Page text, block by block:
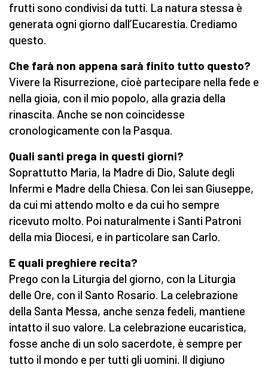
frutti sono condivisi da tutti. La natura stessa è
generata ogni giorno dall’Eucarestia. Crediamo
questo.
Che farà non appena sarà finito tutto questo?
Vivere la Risurrezione, cioè partecipare nella fede e
nella gioia, con il mio popolo, alla grazia della
rinascita. Anche se non coincidesse
cronologicamente con la Pasqua.
Quali santi prega in questi giorni?
Soprattutto Maria, la Madre di Dio, Salute degli
Infermi e Madre della Chiesa. Con lei san Giuseppe,
da cui mi attendo molto e da cui ho sempre
ricevuto molto. Poi naturalmente i Santi Patroni
della mia Diocesi, e in particolare san Carlo.
E quali preghiere recita?
Prego con la Liturgia del giorno, con la Liturgia
delle Ore, con il Santo Rosario. La celebrazione
della Santa Messa, anche senza fedeli, mantiene
intatto il suo valore. La celebrazione eucaristica,
fosse anche di un solo sacerdote, è sempre per
tutto il mondo e per tutti gli uomini. Il digiuno